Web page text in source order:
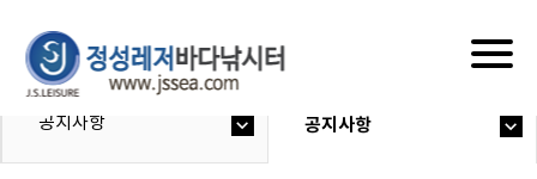
공지사항 공지사항